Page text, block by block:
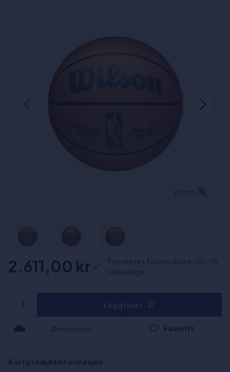
Zoom
2.611,00 kr
Forventet forsendelse: 10 - 15
virkedager
Ønskeskyen Favoritt
Kort produktinformasjon